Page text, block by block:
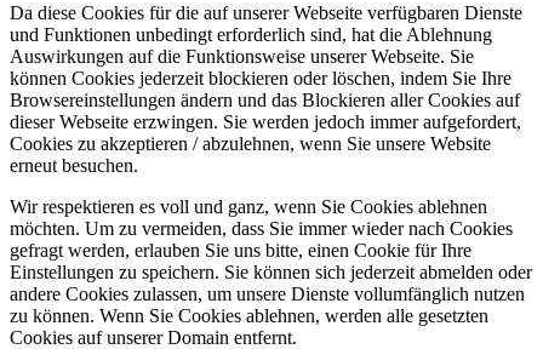
Da diese Cookies für die auf unserer Webseite verfügbaren Dienste
und Funktionen unbedingt erforderlich sind, hat die Ablehnung
Auswirkungen auf die Funktionsweise unserer Webseite. Sie
können Cookies jederzeit blockieren oder löschen, indem Sie Ihre
Browsereinstellungen ändern und das Blockieren aller Cookies auf
dieser Webseite erzwingen. Sie werden jedoch immer aufgefordert,
Cookies zu akzeptieren / abzulehnen, wenn Sie unsere Website
erneut besuchen.
Wir respektieren es voll und ganz, wenn Sie Cookies ablehnen
möchten. Um zu vermeiden, dass Sie immer wieder nach Cookies
gefragt werden, erlauben Sie uns bitte, einen Cookie für Ihre
Einstellungen zu speichern. Sie können sich jederzeit abmelden oder
andere Cookies zulassen, um unsere Dienste vollumfänglich nutzen
zu können. Wenn Sie Cookies ablehnen, werden alle gesetzten
Cookies auf unserer Domain entfernt.